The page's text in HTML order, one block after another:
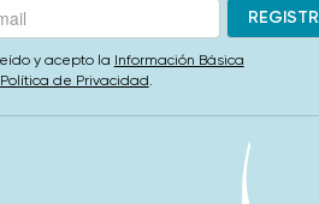
y acepto la Información Básica
Política de Privacidad.